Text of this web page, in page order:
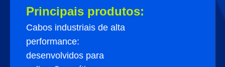
Principais produtos:
Cabos industriais de alta
performance:
desenvolvidos para